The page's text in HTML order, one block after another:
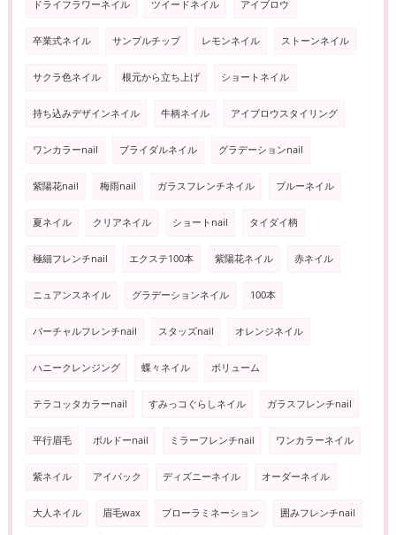
ドライフラワーネイル ツイードネイル アイブロウ
卒業式ネイル サンプルチップ レモンネイル ストーンネイル
サクラ色ネイル 根元から立ち上げ ショートネイル
持ち込みデザインネイル 牛柄ネイル アイブロウスタイリング
ワンカラーnail ブライダルネイル グラデーションnail
紫陽花nail 梅雨nail ガラスフレンチネイル ブルーネイル
夏ネイル クリアネイル ショートnail タイダイ柄
極細フレンチnail エクステ100本 紫陽花ネイル 赤ネイル
ニュアンスネイル グラデーションネイル 100本
バーチャルフレンチnail スタッズnail オレンジネイル
ハニークレンジング 蝶々ネイル ボリューム
テラコッタカラーnail すみっコぐらしネイル ガラスフレンチnail
平行眉毛 ボルドーnail ミラーフレンチnail ワンカラーネイル
紫ネイル アイパック ディズニーネイル オーダーネイル
大人ネイル 眉毛wax ブローラミネーション 囲みフレンチnail